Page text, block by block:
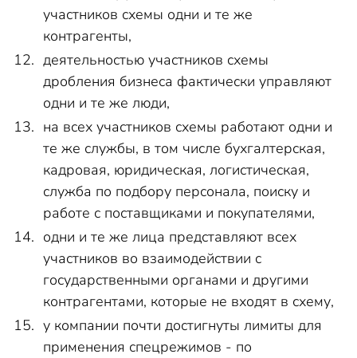
участников схемы одни и те же
контрагенты,
деятельностью участников схемы
дробления бизнеса фактически управляют
одни и те же люди,
на всех участников схемы работают одни и
те же службы, в том числе бухгалтерская,
кадровая, юридическая, логистическая,
служба по подбору персонала, поиску и
работе с поставщиками и покупателями,
одни и те же лица представляют всех
участников во взаимодействии с
государственными органами и другими
контрагентами, которые не входят в схему,
у компании почти достигнуты лимиты для
применения спецрежимов - по